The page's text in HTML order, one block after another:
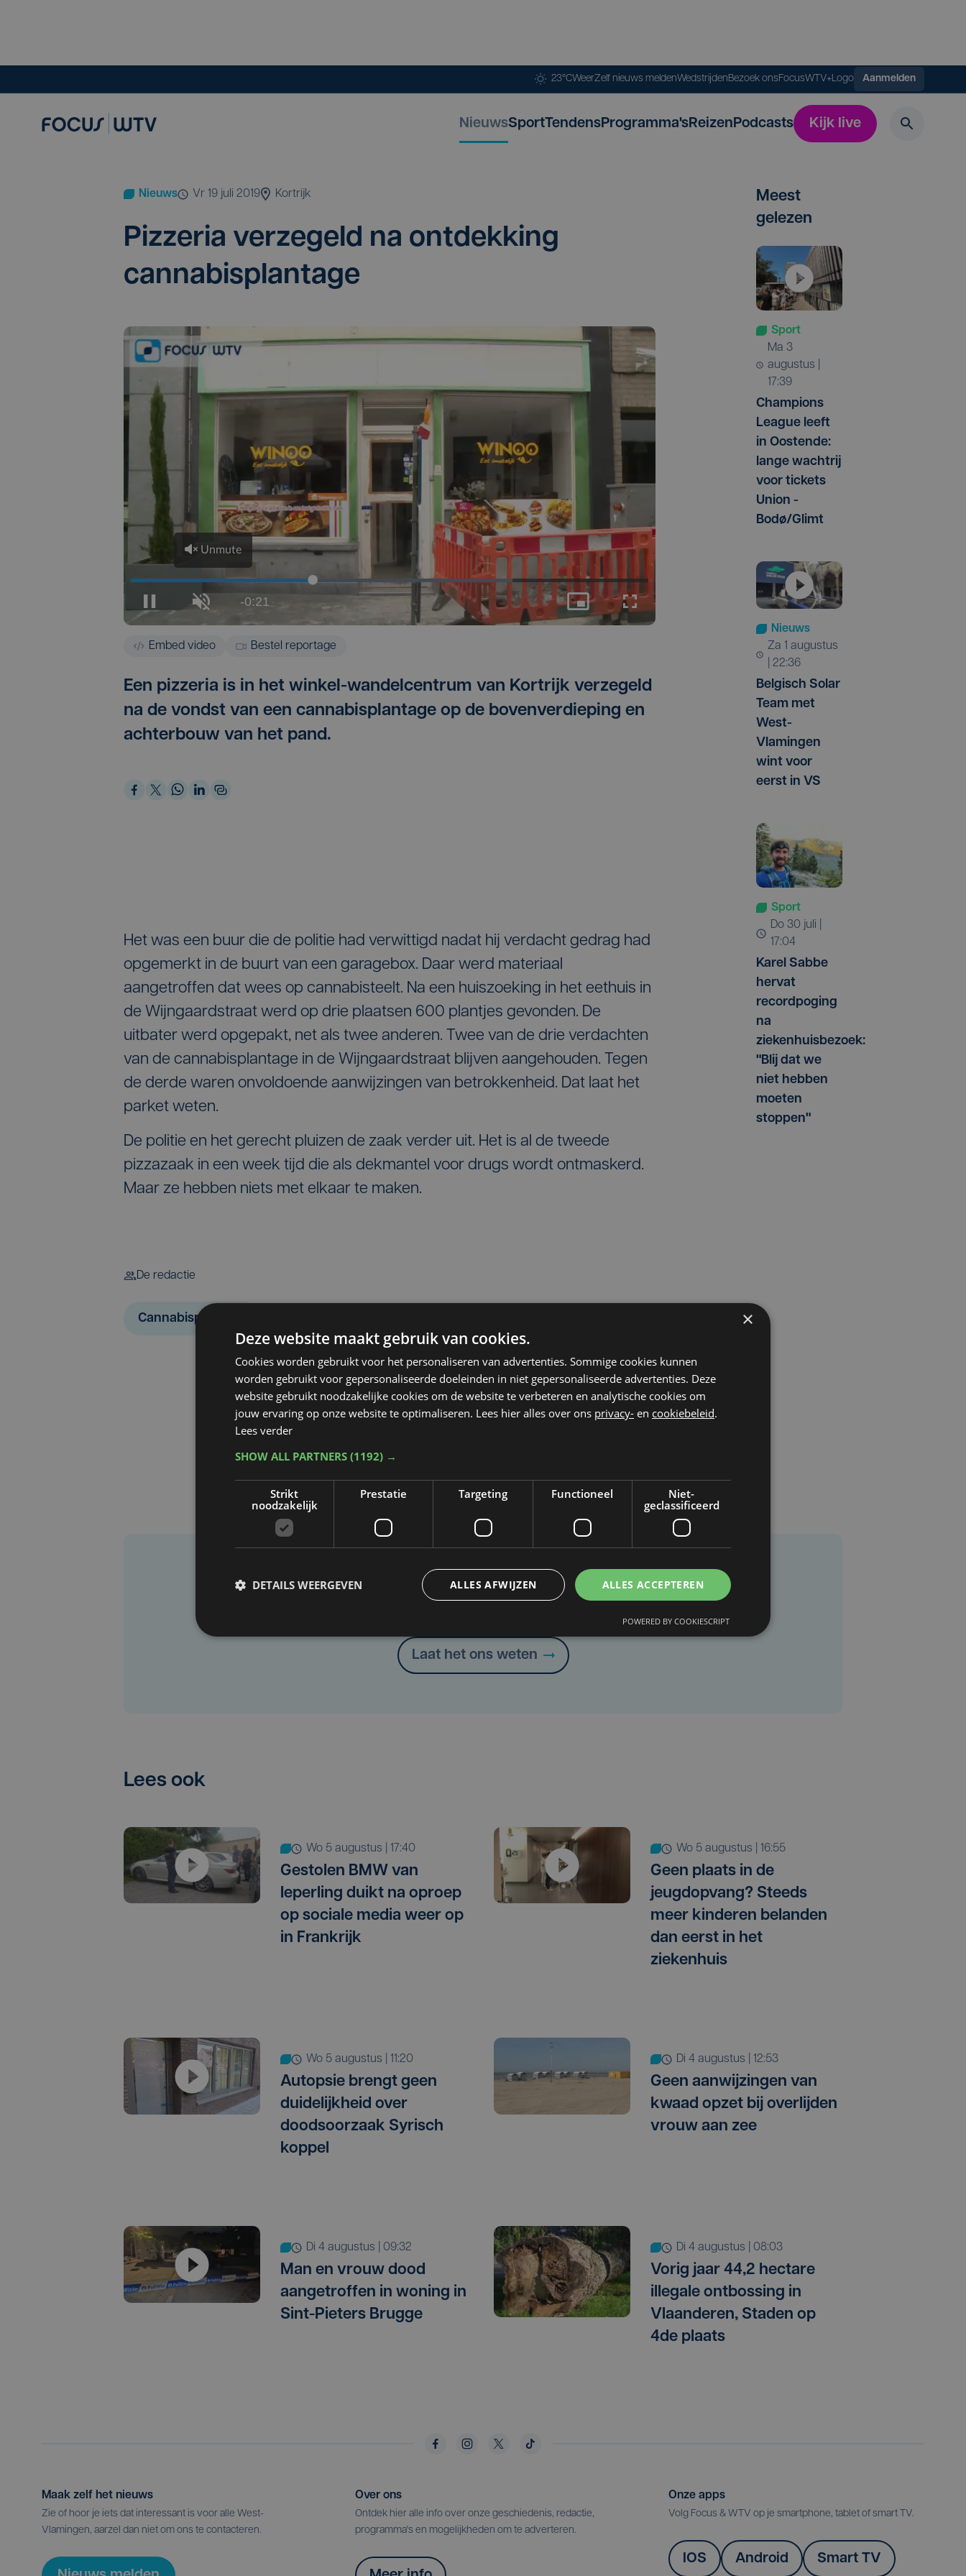
23°CWeerZelf nieuws meldenWedstrijdenBezoek onsFocusWTV+Logo Aanmelden
NieuwsSportTendensProgramma'sReizenPodcasts Kijk live
Nieuws vr 19 juli 2019 Kortrijk
Piz­ze­ria ver­ze­geld na ont­dek­king
cannabisplantage
Embed video Bestel reportage
Een pizzeria is in het winkel-wandelcentrum van Kortrijk verzegeld
na de vondst van een cannabisplantage op de bovenverdieping en
achterbouw van het pand.
Het was een buur die de politie had verwittigd nadat hij verdacht gedrag had
opgemerkt in de buurt van een garagebox. Daar werd materiaal
aangetroffen dat wees op cannabisteelt. Na een huiszoeking in het eethuis in
de Wijngaardstraat werd op drie plaatsen 600 plantjes gevonden. De
uitbater werd opgepakt, net als twee anderen. Twee van de drie verdachten
van de cannabisplantage in de Wijngaardstraat blijven aangehouden. Tegen
de derde waren onvoldoende aanwijzingen van betrokkenheid. Dat laat het
parket weten.
De politie en het gerecht pluizen de zaak verder uit. Het is al de tweede
pizzazaak in een week tijd die als dekmantel voor drugs wordt ontmaskerd.
Maar ze hebben niets met elkaar te maken.
De redactie
Cannabisplantage
Meest
gelezen
Sport
ma 3
augustus |
17:39
Champions
League leeft
in Oostende:
lange wachtrij
voor tickets
Union -
Bodø/Glimt
Nieuws
za 1 augustus
| 22:36
Belgisch Solar
Team met
West-
Vlamingen
wint voor
eerst in VS
Sport
do 30 juli |
17:04
Karel Sabbe
hervat
recordpoging
na
ziekenhuisbezoek:
"Blij dat we
niet hebben
moeten
stoppen"
Taalfout opgemerkt?
Laat het ons weten
Lees ook
wo 5 augustus | 17:40
Gestolen BMW van
Ieperling duikt na oproep
op sociale media weer op
in Frankrijk
wo 5 augustus | 16:55
Geen plaats in de
jeugdopvang? Steeds
meer kinderen belanden
dan eerst in het
ziekenhuis
wo 5 augustus | 11:20
Autopsie brengt geen
duidelijkheid over
doodsoorzaak Syrisch
koppel
di 4 augustus | 12:53
Geen aanwijzingen van
kwaad opzet bij overlijden
vrouw aan zee
di 4 augustus | 09:32
Man en vrouw dood
aangetroffen in woning in
Sint-Pieters Brugge
di 4 augustus | 08:03
Vorig jaar 44,2 hectare
illegale ontbossing in
Vlaanderen, Staden op
4de plaats
Maak zelf het nieuws
Zie of hoor je iets dat interessant is voor alle West-
Vlamingen, aarzel dan niet om ons te contacteren.
Over ons
Ontdek hier alle info over onze geschiedenis, redactie,
programma's en mogelijkheden om te adverteren.
Onze apps
Volg Focus & WTV op je smartphone, tablet of smart TV.
IOS Android Smart TV
×
Deze website maakt gebruik van cookies.
Cookies worden gebruikt voor het personaliseren van advertenties. Sommige cookies kunnen
worden gebruikt voor gepersonaliseerde doeleinden in niet gepersonaliseerde advertenties. Deze
website gebruikt noodzakelijke cookies om de website te verbeteren en analytische cookies om
jouw ervaring op onze website te optimaliseren. Lees hier alles over ons privacy- en cookiebeleid.
Lees verder
SHOW ALL PARTNERS (1192) →
Strikt
noodzakelijk
Prestatie Targeting Functioneel
Niet-
geclassificeerd
ALLES ACCEPTEREN
ALLES AFWIJZEN
DETAILS WEERGEVEN
POWERED BY COOKIESCRIPT